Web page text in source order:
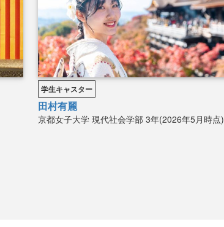
学生キャスター
田村有麗
京都女子大学 現代社会学部 3年(2026年5月時点)